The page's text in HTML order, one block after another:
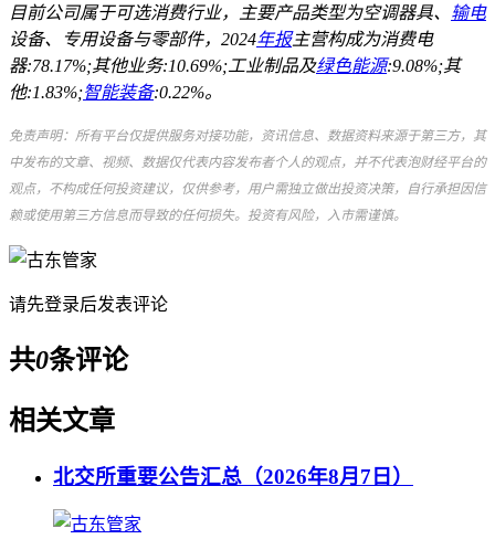
目前公司属于可选消费行业，主要产品类型为空调器具、 输电
设备、专用设备与零部件，2024年报主营构成为消费电
器:78.17%;其他业务:10.69%;工业制品及绿色能源:9.08%;其
他:1.83%;智能装备:0.22%。
免责声明：所有平台仅提供服务对接功能，资讯信息、数据资料来源于第三方，其
中发布的文章、视频、数据仅代表内容发布者个人的观点，并不代表泡财经平台的
观点，不构成任何投资建议，仅供参考，用户需独立做出投资决策，自行承担因信
赖或使用第三方信息而导致的任何损失。投资有风险，入市需谨慎。
请先登录后发表评论
共0条评论
相关文章
北交所重要公告汇总（2026年8月7日）